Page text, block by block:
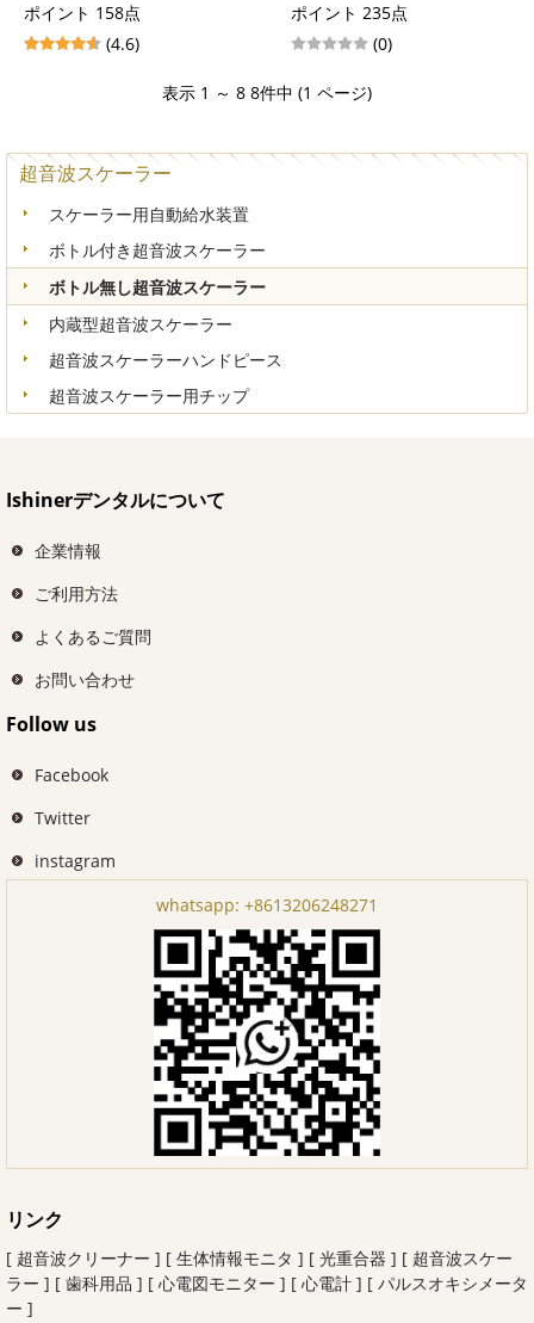
ポイント 158点
(4.6)
ポイント 235点
(0)
表示 1 ～ 8 8件中 (1 ページ)
超音波スケーラー
スケーラー用自動給水装置
ボトル付き超音波スケーラー
ボトル無し超音波スケーラー
内蔵型超音波スケーラー
超音波スケーラーハンドピース
超音波スケーラー用チップ
Ishinerデンタルについて
企業情報
ご利用方法
よくあるご質問
お問い合わせ
Follow us
Facebook
Twitter
instagram
whatsapp: +8613206248271
リンク
[ 超音波クリーナー ] [ 生体情報モニタ ] [ 光重合器 ] [ 超音波スケー
ラー ] [ 歯科用品 ] [ 心電図モニター ] [ 心電計 ] [ パルスオキシメータ
ー ]